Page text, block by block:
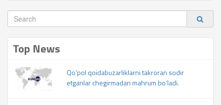
Top News
Qo‘pol qoidabuzarliklarni takroran sodir
etganlar chegirmadan mahrum bo‘ladi.